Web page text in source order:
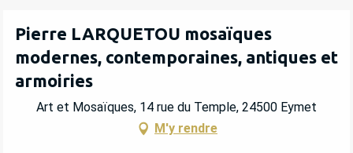
Pierre LARQUETOU mosaïques
modernes, contemporaines, antiques et
armoiries
Art et Mosaïques, 14 rue du Temple, 24500 Eymet
M'y rendre